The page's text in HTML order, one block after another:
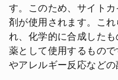
す。このため、サイト
剤が使用されます。こ
れ、化学的に合成した
薬として使用するもの
やアレルギー反応などの